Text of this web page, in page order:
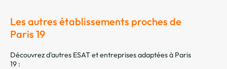
Les autres établissements proches de
Paris 19
Découvrez d'autres ESAT et entreprises adaptées à Paris
19 :